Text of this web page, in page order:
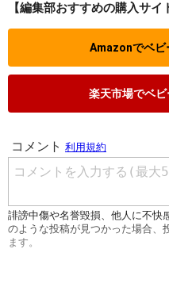
【編集部おすすめの購入サイ
Amazonでベビ
楽天市場でベビ